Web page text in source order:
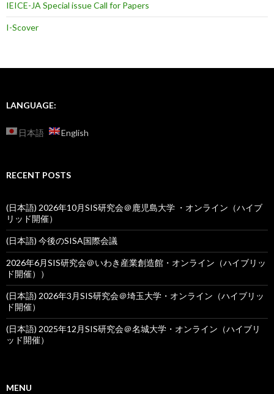
IEICE-JA Special issue Call for Papers
I-Scover
LANGUAGE:
日本語 English
RECENT POSTS
(日本語) 2026年10月SIS研究会＠鹿児島大学 ・オンライン（ハイブ
リッド開催）
(日本語) 今後のSISA国際会議
2026年6月SIS研究会＠いわき産業創造館・オンライン（ハイブリッ
ド開催））
(日本語) 2026年3月SIS研究会＠埼玉大学・オンライン（ハイブリッ
ド開催）
(日本語) 2025年12月SIS研究会＠名城大学・オンライン（ハイブリ
ッド開催）
MENU